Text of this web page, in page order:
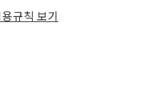
규칙 보기